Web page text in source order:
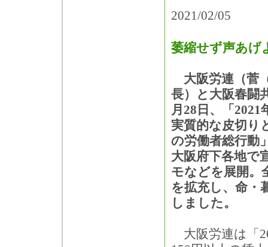
2021/02/05
萎縮せず声あげ
大阪労連（菅
長）と大阪春闘
月28日、「2021
実質的な皮切り
の労働者総行動
大阪府下各地で
モなどを展開。
を拡充し、命・
しました。
大阪労連は「